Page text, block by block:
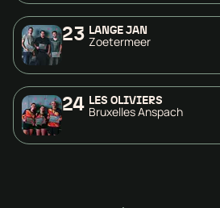
23 LANGE JAN
Zoetermeer
24 LES OLIVIERS
Bruxelles Anspach